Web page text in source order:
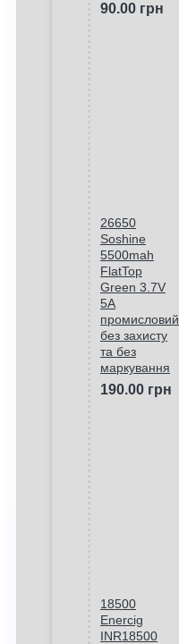
90.00 грн
26650
Soshine
5500mah
FlatTop
Green 3.7V
5A
промисловий
без захисту
та без
маркування
190.00 грн
18500
Enercig
INR18500